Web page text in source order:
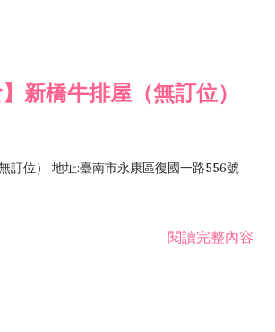
】新橋牛排屋（無訂位）
訂位） 地址:臺南市永康區復國一路556號
閱讀完整內容